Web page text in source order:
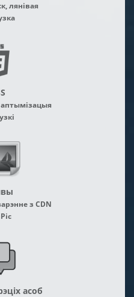
лянівая
аптымізацыя
з CDN
асоб